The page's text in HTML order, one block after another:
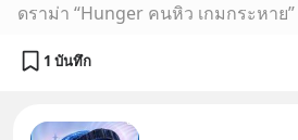
1 บันทึก